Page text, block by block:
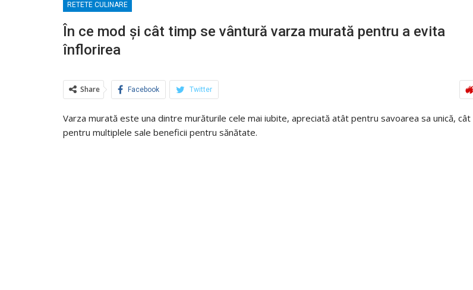
RETETE CULINARE
În ce mod și cât timp se vântură varza murată pentru a evita
înflorirea
Share Facebook Twitter
Varza murată este una dintre murăturile cele mai iubite, apreciată atât pentru savoarea sa unică, cât
pentru multiplele sale beneficii pentru sănătate.